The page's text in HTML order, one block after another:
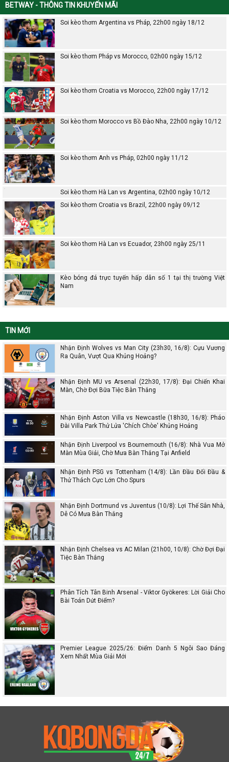
BETWAY - THÔNG TIN KHUYẾN MÃI
Soi kèo thơm Argentina vs Pháp, 22h00 ngày 18/12
Soi kèo thơm Pháp vs Morocco, 02h00 ngày 15/12
Soi kèo thơm Croatia vs Morocco, 22h00 ngày 17/12
Soi kèo thơm Morocco vs Bồ Đào Nha, 22h00 ngày 10/12
Soi kèo thơm Anh vs Pháp, 02h00 ngày 11/12
Soi kèo thơm Hà Lan vs Argentina, 02h00 ngày 10/12
Soi kèo thơm Croatia vs Brazil, 22h00 ngày 09/12
Soi kèo thơm Hà Lan vs Ecuador, 23h00 ngày 25/11
Kèo bóng đá trực tuyến hấp dẫn số 1 tại thị trường Việt
Nam
TIN MỚI
Nhận Định Wolves vs Man City (23h30, 16/8): Cựu Vương
Ra Quân, Vượt Qua Khủng Hoảng?
Nhận Định MU vs Arsenal (22h30, 17/8): Đại Chiến Khai
Màn, Chờ Đợi Bữa Tiệc Bàn Thắng
Nhận Định Aston Villa vs Newcastle (18h30, 16/8): Pháo
Đài Villa Park Thử Lửa 'Chích Chòe' Khủng Hoảng
Nhận Định Liverpool vs Bournemouth (16/8): Nhà Vua Mở
Màn Mùa Giải, Chờ Mưa Bàn Thắng Tại Anfield
Nhận Định PSG vs Tottenham (14/8): Lần Đầu Đối Đầu &
Thử Thách Cực Lớn Cho Spurs
Nhận Định Dortmund vs Juventus (10/8): Lợi Thế Sân Nhà,
Dễ Có Mưa Bàn Thắng
Nhận Định Chelsea vs AC Milan (21h00, 10/8): Chờ Đợi Đại
Tiệc Bàn Thắng
Phân Tích Tân Binh Arsenal - Viktor Gyökeres: Lời Giải Cho
Bài Toán Dứt Điểm?
Premier League 2025/26: Điểm Danh 5 Ngôi Sao Đáng
Xem Nhất Mùa Giải Mới